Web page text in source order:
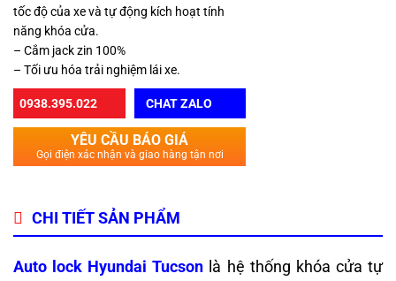
tốc độ của xe và tự động kích hoạt tính
năng khóa cửa.
– Cắm jack zin 100%
– Tối ưu hóa trải nghiệm lái xe.
0938.395.022 CHAT ZALO
YÊU CẦU BÁO GIÁ
Gọi điện xác nhận và giao hàng tận nơi
CHI TIẾT SẢN PHẨM
Auto lock Hyundai Tucson là hệ thống khóa cửa tự